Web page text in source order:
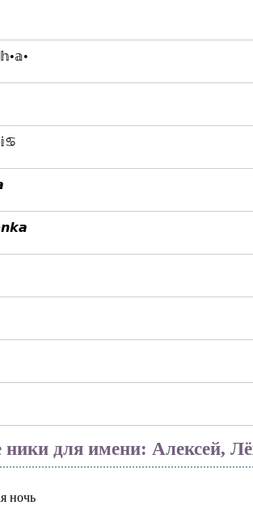
для имени: Алексей,
ночь